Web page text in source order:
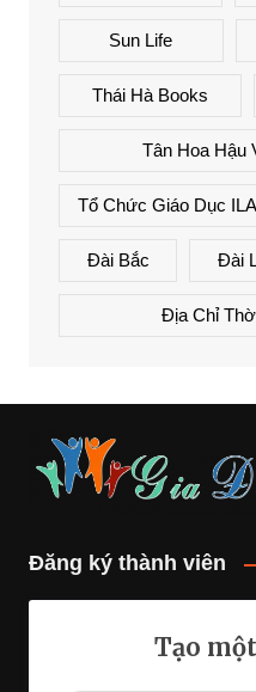
Sun Life
Thái Hà Books
Tân Hoa Hậu
Tổ Chức Giáo Dục ILA
Đài Bắc Đài
Địa Chỉ
Đăng ký thành viên
Tạo